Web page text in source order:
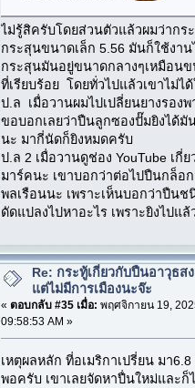
ไม่รู้สิครับโดยส่วนตัวแล้วผมว่าก
กระสุนขนาดเล็ก 5.56 มันก็ใช้ง
กระสุนมันอยู่ขนาดกลางๆเหมือน
ที่เรียบร้อย โดยทั่วไปแล้วเขาไม่ไ
ป.ล เมื่อวานผมไปเปลี่ยนยางรอง
ขอบอกเลยว่าปืนลูกซองปั๊มยิงได้มั
นะ มากี่นัดก็ยิงหมดครับ
ป.ล 2 เมื่อวานดูช่อง YouTube เกี่
มาร์คนะ เขาบอกว่าต่อไปปืนกล็อ
พลเรือนนะ เพราะเห็นบอกว่าปืน
ดัดแปลงไปหาอะไร เพราะยิงไปแ
Re: กระทู้เกี่ยวกับปืนอาวุธส
แต่ไม่มีการเมืองนะจ๊ะ
« ตอบกลับ #35 เมื่อ: พฤศจิกายน 19,
09:58:53 AM »
เหตุผลหลัก ที่อเมริกาเปรี่ยน มา
พอครับ เขาเลยจัดหาปื่นใหม่และก็